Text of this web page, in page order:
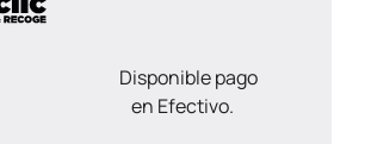
Disponible pago
en Efectivo.